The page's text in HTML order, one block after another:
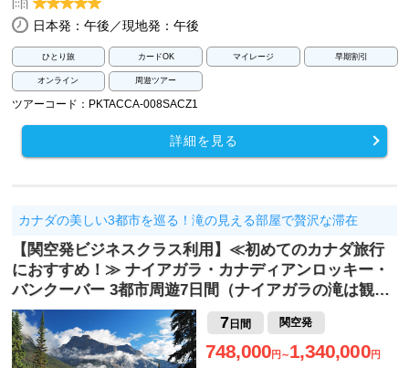
日本発：午後／現地発：午後
ひとり旅 カードOK マイレージ 早期割引
オンライン 周遊ツアー
ツアーコード：PKTACCA-008SACZ1
詳細を見る
カナダの美しい3都市を巡る！滝の見える部屋で贅沢な滞在
【関空発ビジネスクラス利用】≪初めてのカナダ旅行
におすすめ！≫ ナイアガラ・カナディアンロッキー・
バンクーバー 3都市周遊7日間（ナイアガラの滝は観…
7 日間 関空発
748,000円～1,340,000円